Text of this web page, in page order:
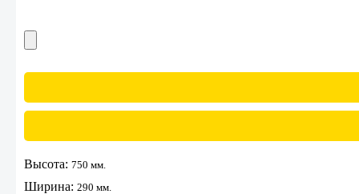
Высота: 750 мм.
Ширина: 290 мм.